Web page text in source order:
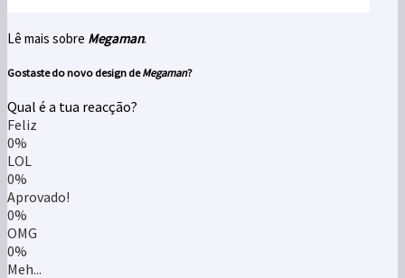
Lê mais sobre Megaman.
Gostaste do novo design deMegaman?
Qual é a tua reacção?
Feliz
0%
LOL
0%
Aprovado!
0%
OMG
0%
Meh...